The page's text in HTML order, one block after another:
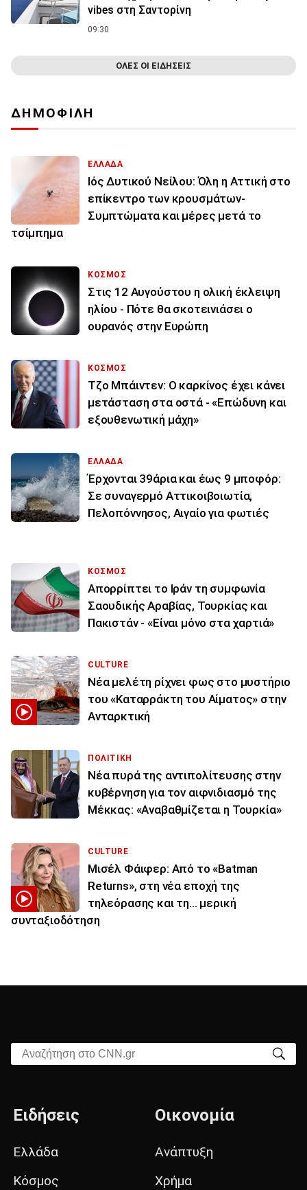
vibes στη Σαντορίνη
09:30
ΟΛΕΣ ΟΙ ΕΙΔΗΣΕΙΣ
ΔΗΜΟΦΙΛΗ
ΕΛΛΑΔΑ
Ιός Δυτικού Νείλου: Όλη η Αττική στο
επίκεντρο των κρουσμάτων-
Συμπτώματα και μέρες μετά το
τσίμπημα
ΚΟΣΜΟΣ
Στις 12 Αυγούστου η ολική έκλειψη
ηλίου - Πότε θα σκοτεινιάσει ο
ουρανός στην Ευρώπη
ΚΟΣΜΟΣ
Τζο Μπάιντεν: Ο καρκίνος έχει κάνει
μετάσταση στα οστά - «Επώδυνη και
εξουθενωτική μάχη»
ΕΛΛΑΔΑ
Έρχονται 39άρια και έως 9 μποφόρ:
Σε συναγερμό Αττικοιβοιωτία,
Πελοπόννησος, Αιγαίο για φωτιές
ΚΟΣΜΟΣ
Απορρίπτει το Ιράν τη συμφωνία
Σαουδικής Αραβίας, Τουρκίας και
Πακιστάν - «Είναι μόνο στα χαρτιά»
CULTURE
Νέα μελέτη ρίχνει φως στο μυστήριο
του «Καταρράκτη του Αίματος» στην
Ανταρκτική
ΠΟΛΙΤΙΚΗ
Νέα πυρά της αντιπολίτευσης στην
κυβέρνηση για τον αιφνιδιασμό της
Μέκκας: «Αναβαθμίζεται η Τουρκία»
CULTURE
Μισέλ Φάιφερ: Από το «Batman
Returns», στη νέα εποχή της
τηλεόρασης και τη... μερική
συνταξιοδότηση
Αναζήτηση στο CNN.gr
Ειδήσεις
Ελλάδα
Κόσμος
Οικονομία
Ανάπτυξη
Χρήμα